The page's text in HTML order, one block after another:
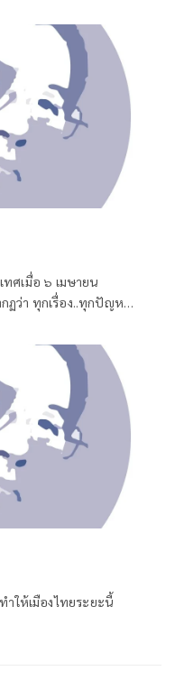
ทศเมื่อ ๖ เมษายน
ฏว่า ทุกเรื่อง..ทุกปัญหา
ำให้เมืองไทยระยะนี้